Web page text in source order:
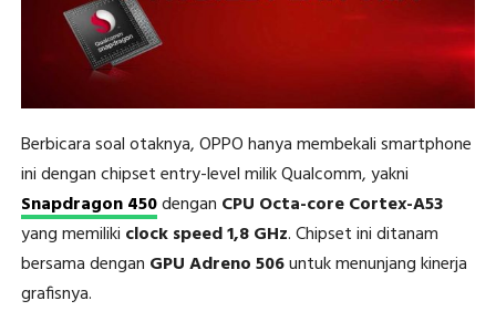
Berbicara soal otaknya, OPPO hanya membekali smartphone
ini dengan chipset entry-level milik Qualcomm, yakni
Snapdragon 450dengan CPU Octa-core Cortex-A53
yang memiliki clock speed 1,8 GHz. Chipset ini ditanam
bersama dengan GPU Adreno 506untuk menunjang kinerja
grafisnya.